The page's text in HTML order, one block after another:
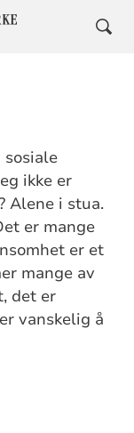
ikke er
Alene i stua.
er mange
er et
mange av
det er
vanskelig å